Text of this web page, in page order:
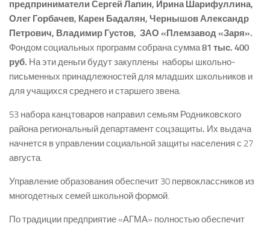
предприниматели Сергей Лапин, Ирина Шарифуллина,
Олег Горбачев, Карен Бадалян, Чернышов Александр
Петрович, Владимир Густов, ЗАО «Племзавод «Заря».
Фондом социальных программ собрана сумма81 тыс. 400
руб. На эти деньги будут закуплены наборы школьно­-
письменных принадлежностей для младших школьников и
для учащихся среднего и старшего звена.
53 набора канцтоваров направил семьям Родниковского
района региональный департамент соцзащиты. Их выдача
начнется в управлении социальной защиты населения с 27
августа.
Управление образования обеспечит 30 первоклассников из
многодетных семей школьной формой.
По традиции предприятие «АГМА» полностью обеспечит